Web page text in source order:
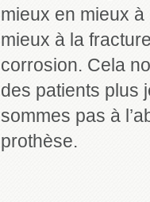
mieux en mieux
mieux à la
corrosion. Cela
des patients plus
sommes pas à
prothèse.